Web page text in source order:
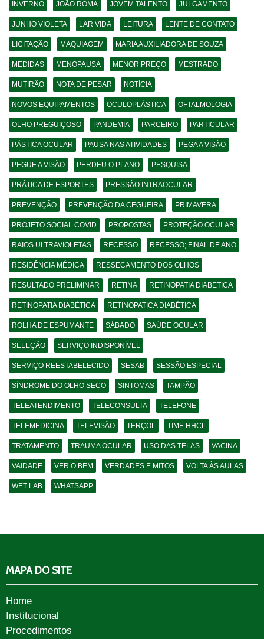
INVERNO JOÃO ROMA JOVEM TALENTO JULGAMENTO
JUNHO VIOLETA LAR VIDA LEITURA LENTE DE CONTATO
LICITAÇÃO MAQUIAGEM MARIA AUXILIADORA DE SOUZA
MEDIDAS MENOPAUSA MENOR PREÇO MESTRADO
MUTIRÃO NOTA DE PESAR NOTÍCIA
NOVOS EQUIPAMENTOS OCULOPLÁSTICA OFTALMOLOGIA
OLHO PREGUIÇOSO PANDEMIA PARCEIRO PARTICULAR
PÁSTICA OCULAR PAUSA NAS ATIVIDADES PEGA A VISÃO
PEGUE A VISÃO PERDEU O PLANO PESQUISA
PRÁTICA DE ESPORTES PRESSÃO INTRAOCULAR
PREVENÇÃO PREVENÇÃO DA CEGUEIRA PRIMAVERA
PROJETO SOCIAL COVID PROPOSTAS PROTEÇÃO OCULAR
RAIOS ULTRAVIOLETAS RECESSO RECESSO; FINAL DE ANO
RESIDÊNCIA MÉDICA RESSECAMENTO DOS OLHOS
RESULTADO PRELIMINAR RETINA RETINOPATIA DIABETICA
RETINOPATIA DIABÉTICA RETINOPATICA DIABÉTICA
ROLHA DE ESPUMANTE SÁBADO SAÚDE OCULAR
SELEÇÃO SERVIÇO INDISPONÍVEL
SERVIÇO REESTABELECIDO SESAB SESSÃO ESPECIAL
SÍNDROME DO OLHO SECO SINTOMAS TAMPÃO
TELEATENDIMENTO TELECONSULTA TELEFONE
TELEMEDICINA TELEVISÃO TERÇOL TIME HHCL
TRATAMENTO TRAUMA OCULAR USO DAS TELAS VACINA
VAIDADE VER O BEM VERDADES E MITOS VOLTA ÀS AULAS
WET LAB WHATSAPP
MAPA DO SITE
Home
Institucional
Procedimentos